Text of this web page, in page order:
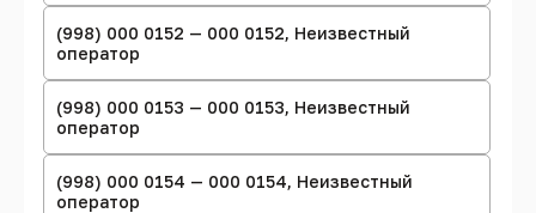
(998) 000 0152 — 000 0152, Неизвестный
оператор
(998) 000 0153 — 000 0153, Неизвестный
оператор
(998) 000 0154 — 000 0154, Неизвестный
оператор